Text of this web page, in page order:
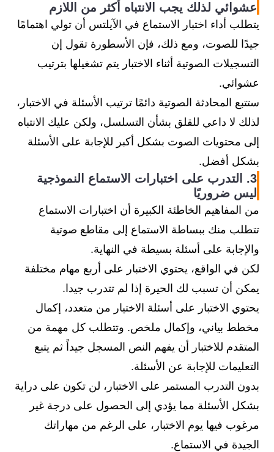
عشوائي لذلك يجب الانتباه أكثر من اللازم
يتطلب أداء اختبار الاستماع في الآيلتس أن تولي اهتمامًا
جيدًا للصوت، ومع ذلك، فإن الأسطورة تقول إن
التسجيلات الصوتية أثناء الاختبار يتم تشغيلها بترتيب
عشوائي.
ستتبع المحادثة الصوتية دائمًا ترتيب الأسئلة في الاختبار،
لذلك لا داعي للقلق بشأن التسلسل، ولكن عليك الانتباه
إلى محتويات الصوت بشكل أكبر للإجابة على الأسئلة
بشكل أفضل.
3. التدرب على اختبارات الاستماع النموذجية
ليس ضروريًا
من المفاهيم الخاطئة الكبيرة أن اختبارات الاستماع
تتطلب منك ببساطة الاستماع إلى مقاطع صوتية
والإجابة على أسئلة بسيطة في النهاية.
لكن في الواقع، يحتوي الاختبار على أربع مهام مختلفة
يمكن أن تسبب لك الحيرة إذا لم تتدرب جيدا.
يحتوي الاختبار على أسئلة الاختيار من متعدد، إكمال
مخطط بياني، وإكمال ملخص. وتتطلب كل مهمة من
المتقدم للاختبار أن يفهم النص المسجل جيداً ثم يتبع
التعليمات للإجابة عن الأسئلة.
بدون التدرب المستمر على الاختبار، لن تكون على دراية
بشكل الأسئلة مما يؤدي إلى الحصول على درجة غير
مرغوب فيها يوم الاختبار، على الرغم من مهاراتك
الجيدة في الاستماع.